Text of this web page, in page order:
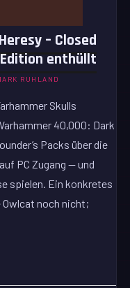
– Closed
enthüllt
RUHLAND
Skulls
40,000: Dark
Packs über die
PC Zugang — und
spielen. Ein konkretes
Owlcat noch nicht;